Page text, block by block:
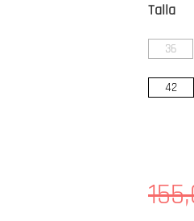
Talla
36
42